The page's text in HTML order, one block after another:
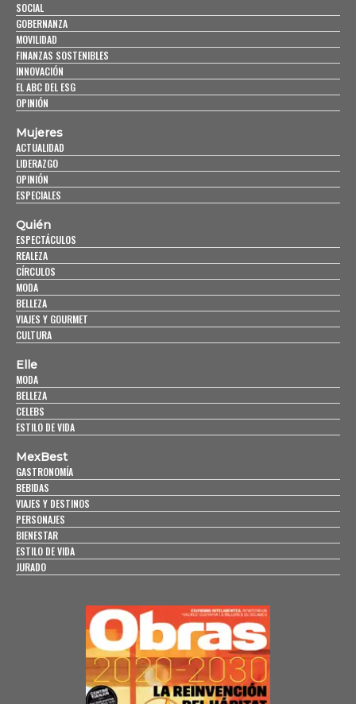
SOCIAL
GOBERNANZA
MOVILIDAD
FINANZAS SOSTENIBLES
INNOVACIÓN
EL ABC DEL ESG
OPINIÓN
Mujeres
ACTUALIDAD
LIDERAZGO
OPINIÓN
ESPECIALES
Quién
ESPECTÁCULOS
REALEZA
CÍRCULOS
MODA
BELLEZA
VIAJES Y GOURMET
CULTURA
Elle
MODA
BELLEZA
CELEBS
ESTILO DE VIDA
MexBest
GASTRONOMÍA
BEBIDAS
VIAJES Y DESTINOS
PERSONAJES
BIENESTAR
ESTILO DE VIDA
JURADO